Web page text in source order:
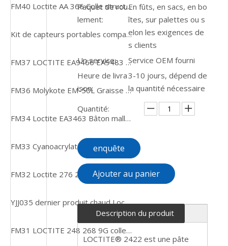
FM40 Loctite AA 366 Colle structurelle à polymérisation UV Adhésif à fixation rapide à viscosité moyenne
Kit de capteurs portables compatibles Bluetooth FM38 CMDT391 QuickCollect
FM37 LOCTITE EA9466 EA9483 50ML Adhésif époxy à liaison structurelle en 2 parties, jaunâtre
FM36 Molykote EM-50L Graisse synthétique blanche pour pièces en plastique 1KG CAN
FM34 Loctite EA3463 Bâton malléable époxy chargé d'acier Mastic de réparation époxy époxy
FM32 Loctite 276 275 Étiquette anglaise Adhésif frein-filet vert haute résistance et faible viscosité
YJJ035 dernier produit chaud Loctiter EA9394 QT ARERO APA adhésif
FM31 LOCTITE 248 268 9G colle à colle semi-solide à résistance moyenne, durcissement anaérobie
Paquet de rou
lement:
En fûts, en sacs, en bo
îtes, sur palettes ou s
elon les exigences de
s clients
Un service:
Service OEM fourni
Heure de livra
ison:
3-10 jours, dépend de
la quantité nécessaire
Quantité:
enquête
Ajouter au panier
Description du produit
LOCTITE® 2422 est une pâte